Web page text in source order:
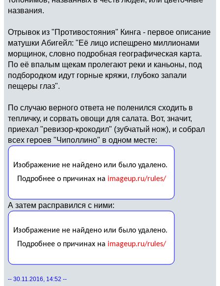
названия.
Отрывок из "Противостояния" Кинга - первое описание
матушки Абигейл: "Её лицо испещрено миллионами
морщинок, словно подробная географическая карта.
По её впалым щекам пролегают реки и каньоны, под
подбородком идут горные кряжи, глубоко запали
пещеры глаз".
По случаю верного ответа не поленился сходить в
тепличку, и сорвать овощи для салата. Вот, значит,
приехал "ревизор-крокодил" (зубчатый нож), и собрал
всех героев "Чиполлино" в одном месте:
А затем расправился с ними:
-- 30.11.2016, 14:52 --